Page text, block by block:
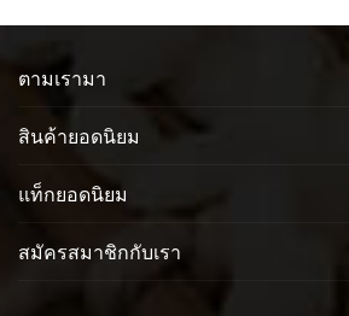
ตามเรามา
สินค้ายอดนิยม
แท็กยอดนิยม
สมัครสมาชิกกับเรา